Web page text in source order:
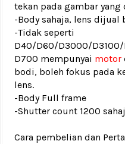
tekan pada gambar yang
-Body sahaja, lens dijual
-Tidak seperti
D40/D60/D3000/
D700 mempunyai motor
bodi, boleh fokus pada
lens.
-Body Full frame
-Shutter count 1200
Cara pembelian dan